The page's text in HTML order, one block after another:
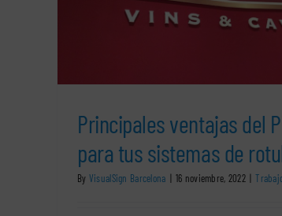
Principales ventajas del
para tus sistemas de
By VisualSign Barcelona 16 noviembre, 2022